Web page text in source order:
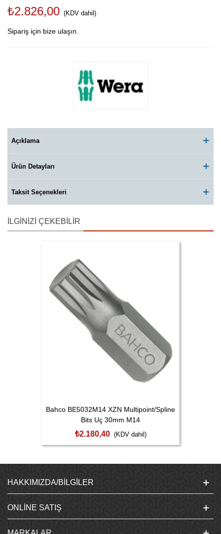
₺2.826,00 (KDV dahil)
Sipariş için bize ulaşın.
Açıklama
Ürün Detayları
Taksit Seçenekleri
İLGINIZI ÇEKEBILIR
Bahco BE5032M14 XZN Multipoint/Spline
Bits Uç 30mm M14
₺2.180,40 (KDV dahil)
HAKKIMIZDA/BILGILER
ONLINE SATIŞ